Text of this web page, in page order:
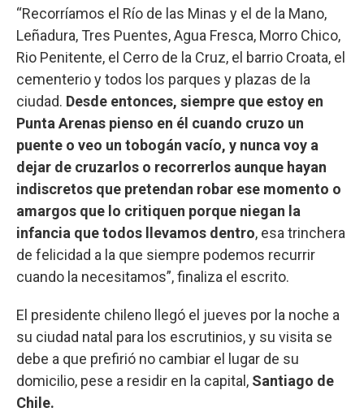
“Recorríamos el Río de las Minas y el de la Mano,
Leñadura, Tres Puentes, Agua Fresca, Morro Chico,
Rio Penitente, el Cerro de la Cruz, el barrio Croata, el
cementerio y todos los parques y plazas de la
ciudad. Desde entonces, siempre que estoy en
Punta Arenas pienso en él cuando cruzo un
puente o veo un tobogán vacío, y nunca voy a
dejar de cruzarlos o recorrerlos aunque hayan
indiscretos que pretendan robar ese momento o
amargos que lo critiquen porque niegan la
infancia que todos llevamos dentro, esa trinchera
de felicidad a la que siempre podemos recurrir
cuando la necesitamos”, finaliza el escrito.
El presidente chileno llegó el jueves por la noche a
su ciudad natal para los escrutinios, y su visita se
debe a que prefirió no cambiar el lugar de su
domicilio, pese a residir en la capital, Santiago de
Chile.